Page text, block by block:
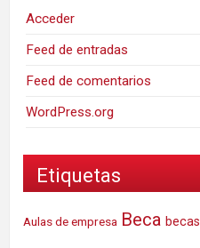
Acceder
Feed de entradas
Feed de comentarios
WordPress.org
Etiquetas
Aulas de empresa Beca becas